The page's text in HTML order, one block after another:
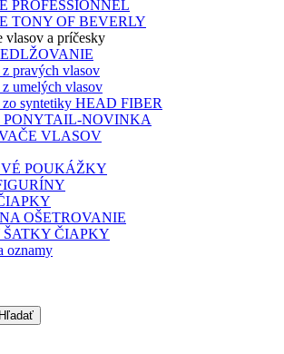
PROFESSIONNEL
TONY OF BEVERLY
vlasov a príčesky
pravých vlasov
umelých vlasov
syntetiky HEAD FIBER
PONYTAIL-NOVINKA
VLASOV
POUKÁŽKY
OŠETROVANIE
ČIAPKY
oznamy